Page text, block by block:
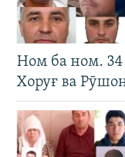
Ном ба ном.
Хоруғ ва